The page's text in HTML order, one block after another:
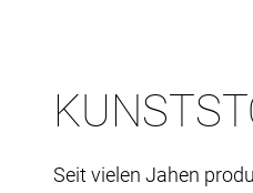
Seit vielen Jahen